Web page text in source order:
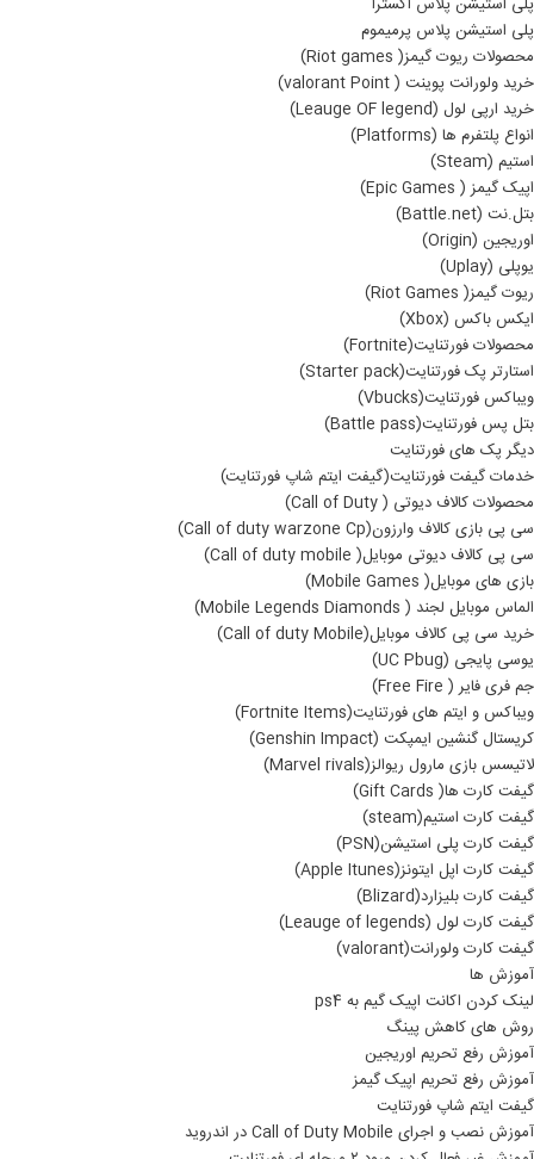
پلی استیشن پلاس پرمیموم
محصولات ریوت گیمز( Riot games)
خرید ولورانت پوینت ( valorant Point)
خرید ارپی لول (Leauge OF legend)
انواع پلتفرم ها (Platforms)
استیم (Steam)
اپیک گیمز ( Epic Games)
بتل.نت (Battle.net)
اوریجین (Origin)
یوپلی (Uplay)
ریوت گیمز( Riot Games)
ایکس باکس (Xbox)
محصولات فورتنایت(Fortnite)
استارتر پک فورتنایت(Starter pack)
ویباکس فورتنایت(Vbucks)
بتل پس فورتنایت(Battle pass)
دیگر پک های فورتنایت
خدمات گیفت فورتنایت(گیفت ایتم شاپ فورتنایت)
محصولات کالاف دیوتی ( Call of Duty)
سی پی بازی کالاف وارزون(Call of duty warzone Cp)
سی پی کالاف دیوتی موبایل( Call of duty mobile)
بازی های موبایل( Mobile Games)
الماس موبایل لجند ( Mobile Legends Diamonds)
خرید سی پی کالاف موبایل(Call of duty Mobile)
یوسی پایجی (UC Pbug)
جم فری فایر ( Free Fire)
ویباکس و ایتم های فورتنایت(Fortnite Items)
کریستال گنشین ایمپکت (Genshin Impact)
لاتیسس بازی مارول ریوالز(Marvel rivals)
گیفت کارت ها( Gift Cards)
گیفت کارت استیم(steam)
گیفت کارت پلی استیشن(PSN)
گیفت کارت اپل ایتونز(Apple Itunes)
گیفت کارت بلیزارد(Blizard)
گیفت کارت لول (Leauge of legends)
گیفت کارت ولورانت(valorant)
آموزش ها
لینک کردن اکانت اپیک گیم به ps4
روش های کاهش پینگ
آموزش رفع تحریم اوریجین
آموزش رفع تحریم اپیک گیمز
گیفت ایتم شاپ فورتنایت
آموزش نصب و اجرای Call of Duty Mobile در اندروید